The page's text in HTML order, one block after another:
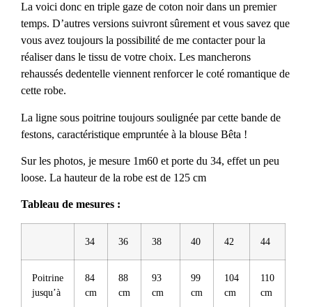
La voici donc en triple gaze de coton noir dans un premier
temps. D’autres versions suivront sûrement et vous savez que
vous avez toujours la possibilité de me contacter pour la
réaliser dans le tissu de votre choix. Les mancherons
rehaussés dedentelle viennent renforcer le coté romantique de
cette robe.
La ligne sous poitrine toujours soulignée par cette bande de
festons, caractéristique empruntée à la blouse Bêta !
Sur les photos, je mesure 1m60 et porte du 34, effet un peu
loose. La hauteur de la robe est de 125 cm
Tableau de mesures :
34 36 38 40 42 44
Poitrine
jusqu’à
84
cm
88
cm
93
cm
99
cm
104
cm
110
cm